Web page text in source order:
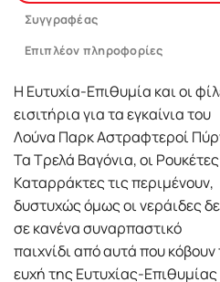
Συγγραφέας
Επιπλέον πληροφορίες
Η Ευτυχία-Επιθυμία και οι
εισιτήρια για τα εγκαίνια του
Λούνα Παρκ Αστραφτεροί
Τα Τρελά Βαγόνια, οι
Καταρράκτες τις περιμένουν,
δυστυχώς όμως οι νεράιδες
σε κανένα συναρπαστικό
παιχνίδι από αυτά που
ευχή της Ευτυχίας-Επιθυμίας